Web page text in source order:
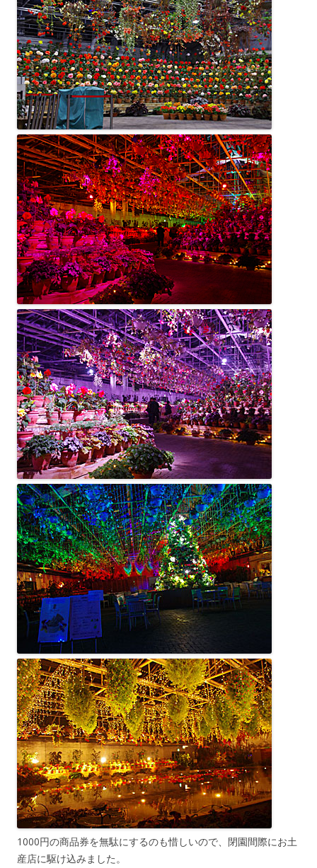
1000円の商品券を無駄にするのも惜しいので、閉園間際にお土
産店に駆け込みました。